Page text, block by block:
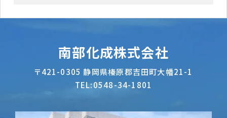
南部化成株式会社
〒421-0305 静岡県榛原郡吉田町大幡21-1
TEL:0548-34-1801